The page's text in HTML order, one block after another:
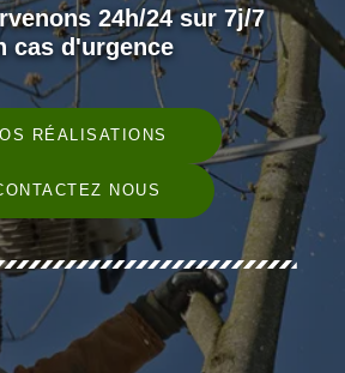
24h/24 sur 7j/7
cas d'urgence
RÉALISATIONS
NOUS